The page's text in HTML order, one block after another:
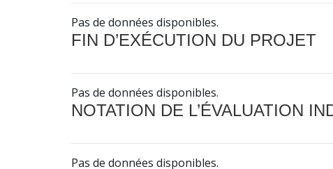
Pas de données disponibles.
FIN D’EXÉCUTION DU PROJET
Pas de données disponibles.
NOTATION DE L’ÉVALUATION
Pas de données disponibles.